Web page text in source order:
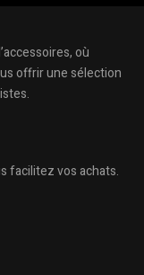
où
offrir une sélection
facilitez vos achats.